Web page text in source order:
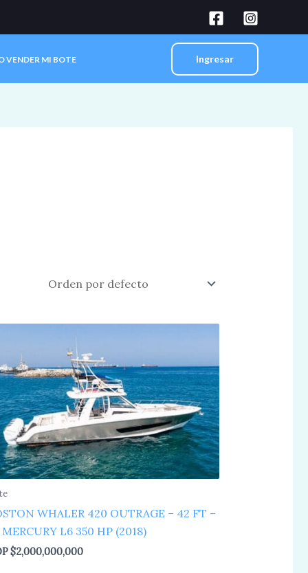
VENDER MI BOTE Ingresar
WHALER 420 OUTRAGE – 42 FT –
L6 350 HP (2018)
$2,000,000,000